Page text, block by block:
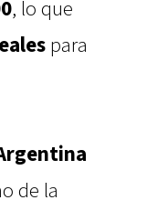
, lo que
para
de la